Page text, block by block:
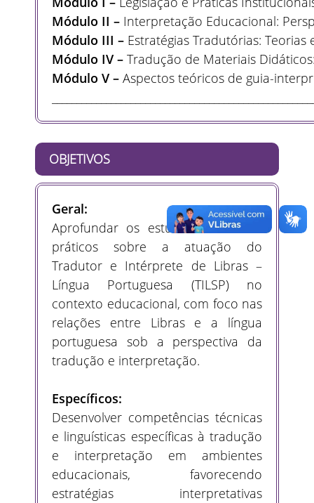
Módulo II – Interpretação Educacional:
Módulo III – Estratégias Tradutórias: Teorias
Módulo IV – Tradução de Materiais
Módulo V – Aspectos teóricos de guia-
OBJETIVOS
Geral:
Aprofundar os estudos teóricos e
práticos sobre a atuação do
Tradutor e Intérprete de Libras –
Língua Portuguesa (TILSP) no
contexto educacional, com foco nas
relações entre Libras e a língua
portuguesa sob a perspectiva da
tradução e interpretação.
Específicos:
Desenvolver competências técnicas
e linguísticas específicas à tradução
e interpretação em ambientes
educacionais, favorecendo
estratégias interpretativas